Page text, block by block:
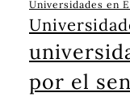
Universidades en
por el